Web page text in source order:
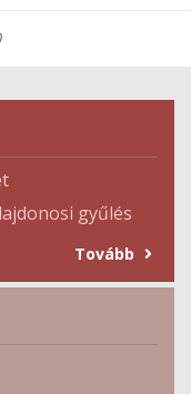
gyűlés
Tovább